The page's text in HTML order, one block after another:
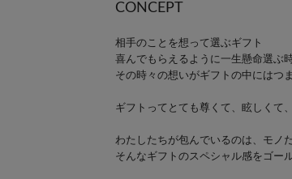
CONCEPT
相手のことを想って選ぶギフト
喜んでもらえるように一生懸命選ぶ
その時々の想いがギフトの中にはつ
ギフトってとても尊くて、眩しくて
わたしたちが包んでいるのは、モノ
そんなギフトのスペシャル感をゴー